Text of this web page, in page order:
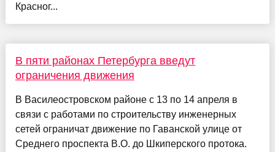
Красног...
В пяти районах Петербурга введут
ограничения движения
В Василеостровском районе с 13 по 14 апреля в
связи с работами по строительству инженерных
сетей ограничат движение по Гаванской улице от
Среднего проспекта В.О. до Шкиперского протока.